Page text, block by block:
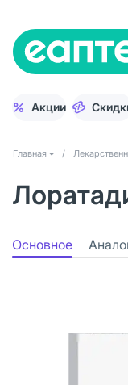
Акции
Главная /
Основное